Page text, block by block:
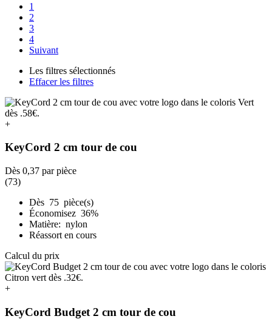
1
2
3
4
Suivant
Les filtres sélectionnés
Effacer les filtres
+
KeyCord 2 cm tour de cou
Dès 0,37 par pièce
(73)
Dès 75 pièce(s)
Économisez 36%
Matière: nylon
Réassort en cours
Calcul du prix
+
KeyCord Budget 2 cm tour de cou